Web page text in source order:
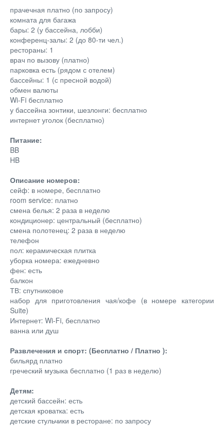
прачечная платно (по запросу)
комната для багажа
бары: 2 (у бассейна, лобби)
конференц-залы: 2 (до 80-ти чел.)
рестораны: 1
врач по вызову (платно)
парковка есть (рядом с отелем)
бассейны: 1 (с пресной водой)
обмен валюты
Wi-Fi бесплатно
у бассейна зонтики, шезлонги: бесплатно
интернет уголок (бесплатно)
Питание:
BB
HB
Описание номеров:
сейф: в номере, бесплатно
room service: платно
смена белья: 2 раза в неделю
кондиционер: центральный (бесплатно)
смена полотенец: 2 раза в неделю
телефон
пол: керамическая плитка
уборка номера: ежедневно
фен: есть
балкон
ТВ: спутниковое
набор для приготовления чая/кофе (в номере категории
Suite)
Интернет: Wi-Fi, бесплатно
ванна или душ
Развлечения и спорт: (Бесплатно / Платно ):
бильярд платно
греческий музыка бесплатно (1 раз в неделю)
Детям:
детский бассейн: есть
детская кроватка: есть
детские стульчики в ресторане: по запросу